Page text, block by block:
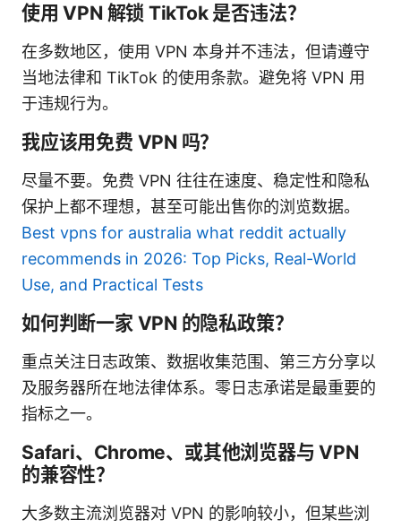
使用 VPN 解锁 TikTok 是否违法？
在多数地区，使用 VPN 本身并不违法，但请遵守
当地法律和 TikTok 的使用条款。避免将 VPN 用
于违规行为。
我应该用免费 VPN 吗？
尽量不要。免费 VPN 往往在速度、稳定性和隐私
保护上都不理想，甚至可能出售你的浏览数据。
Best vpns for australia what reddit actually
recommends in 2026: Top Picks, Real-World
Use, and Practical Tests
如何判断一家 VPN 的隐私政策？
重点关注日志政策、数据收集范围、第三方分享以
及服务器所在地法律体系。零日志承诺是最重要的
指标之一。
Safari、Chrome、或其他浏览器与 VPN
的兼容性？
大多数主流浏览器对 VPN 的影响较小，但某些浏